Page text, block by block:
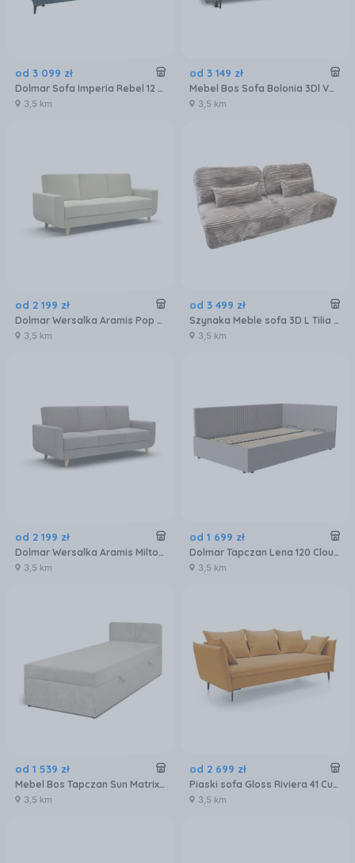
od 3 099 zł
Dolmar Sofa Imperia Rebel 12 Granatowa
3,5 km
od 3 149 zł
Mebel Bos Sofa Bolonia 3Dl Vogue 16 Grafitowa
3,5 km
od 2 199 zł
Dolmar Wersalka Aramis Pop 06 Beżowa
3,5 km
od 3 499 zł
Szynaka Meble sofa 3D L Tilia Nova Capuccino 5900945311191
3,5 km
od 2 199 zł
Dolmar Wersalka Aramis Milton 14 Szara
3,5 km
od 1 699 zł
Dolmar Tapczan Lena 120 Cloud 82 Szare
3,5 km
od 1 539 zł
Mebel Bos Tapczan Sun Matrix 2 Beżowy 2.05x2.05m
3,5 km
od 2 699 zł
Piaski sofa Gloss Riviera 41 Curry 5905344801823
3,5 km